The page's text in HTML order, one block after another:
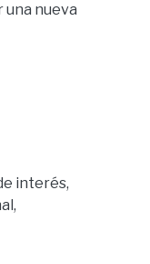
una nueva
interés,
,